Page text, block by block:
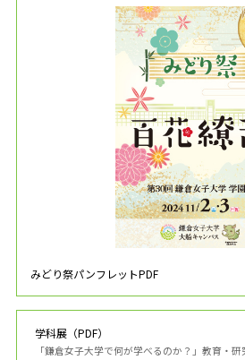
みどり祭パンフレットPDF
学科展（PDF）
「鎌倉女子大学で何が学べるのか？」教育・